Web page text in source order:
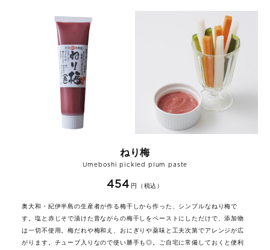
ねり梅
Umeboshi pickled plum paste
454 円（税込）
奥大和・紀伊半島の生産者が作る梅干しから作った、シンプルなねり梅で
す。塩と赤じそで漬けた昔ながらの梅干しをペーストにしただけで、添加物
は一切不使用。梅だれや梅和え、おにぎりや薬味と工夫次第でアレンジが広
がります。チューブ入りなので使い勝手も◎。ご自宅に常備しておくと便利